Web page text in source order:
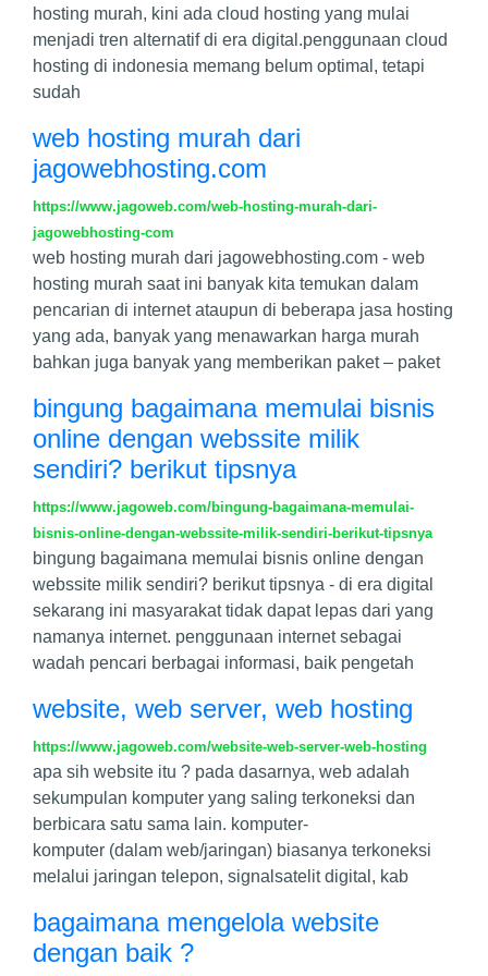
hosting murah, kini ada cloud hosting yang mulai
menjadi tren alternatif di era digital.penggunaan cloud
hosting di indonesia memang belum optimal, tetapi
sudah
web hosting murah dari
jagowebhosting.com
https://www.jagoweb.com/web-hosting-murah-dari-
jagowebhosting-com
web hosting murah dari jagowebhosting.com - web
hosting murah saat ini banyak kita temukan dalam
pencarian di internet ataupun di beberapa jasa hosting
yang ada, banyak yang menawarkan harga murah
bahkan juga banyak yang memberikan paket – paket
bingung bagaimana memulai bisnis
online dengan webssite milik
sendiri? berikut tipsnya
https://www.jagoweb.com/bingung-bagaimana-memulai-
bisnis-online-dengan-webssite-milik-sendiri-berikut-tipsnya
bingung bagaimana memulai bisnis online dengan
webssite milik sendiri? berikut tipsnya - di era digital
sekarang ini masyarakat tidak dapat lepas dari yang
namanya internet. penggunaan internet sebagai
wadah pencari berbagai informasi, baik pengetah
website, web server, web hosting
https://www.jagoweb.com/website-web-server-web-hosting
apa sih website itu ? pada dasarnya, web adalah
sekumpulan komputer yang saling terkoneksi dan
berbicara satu sama lain. komputer-
komputer (dalam web/jaringan) biasanya terkoneksi
melalui jaringan telepon, signalsatelit digital, kab
bagaimana mengelola website
dengan baik ?